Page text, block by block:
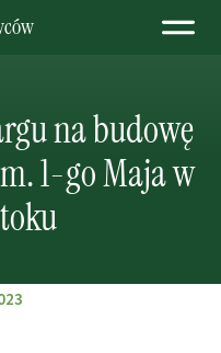
na budowę
1-go Maja w